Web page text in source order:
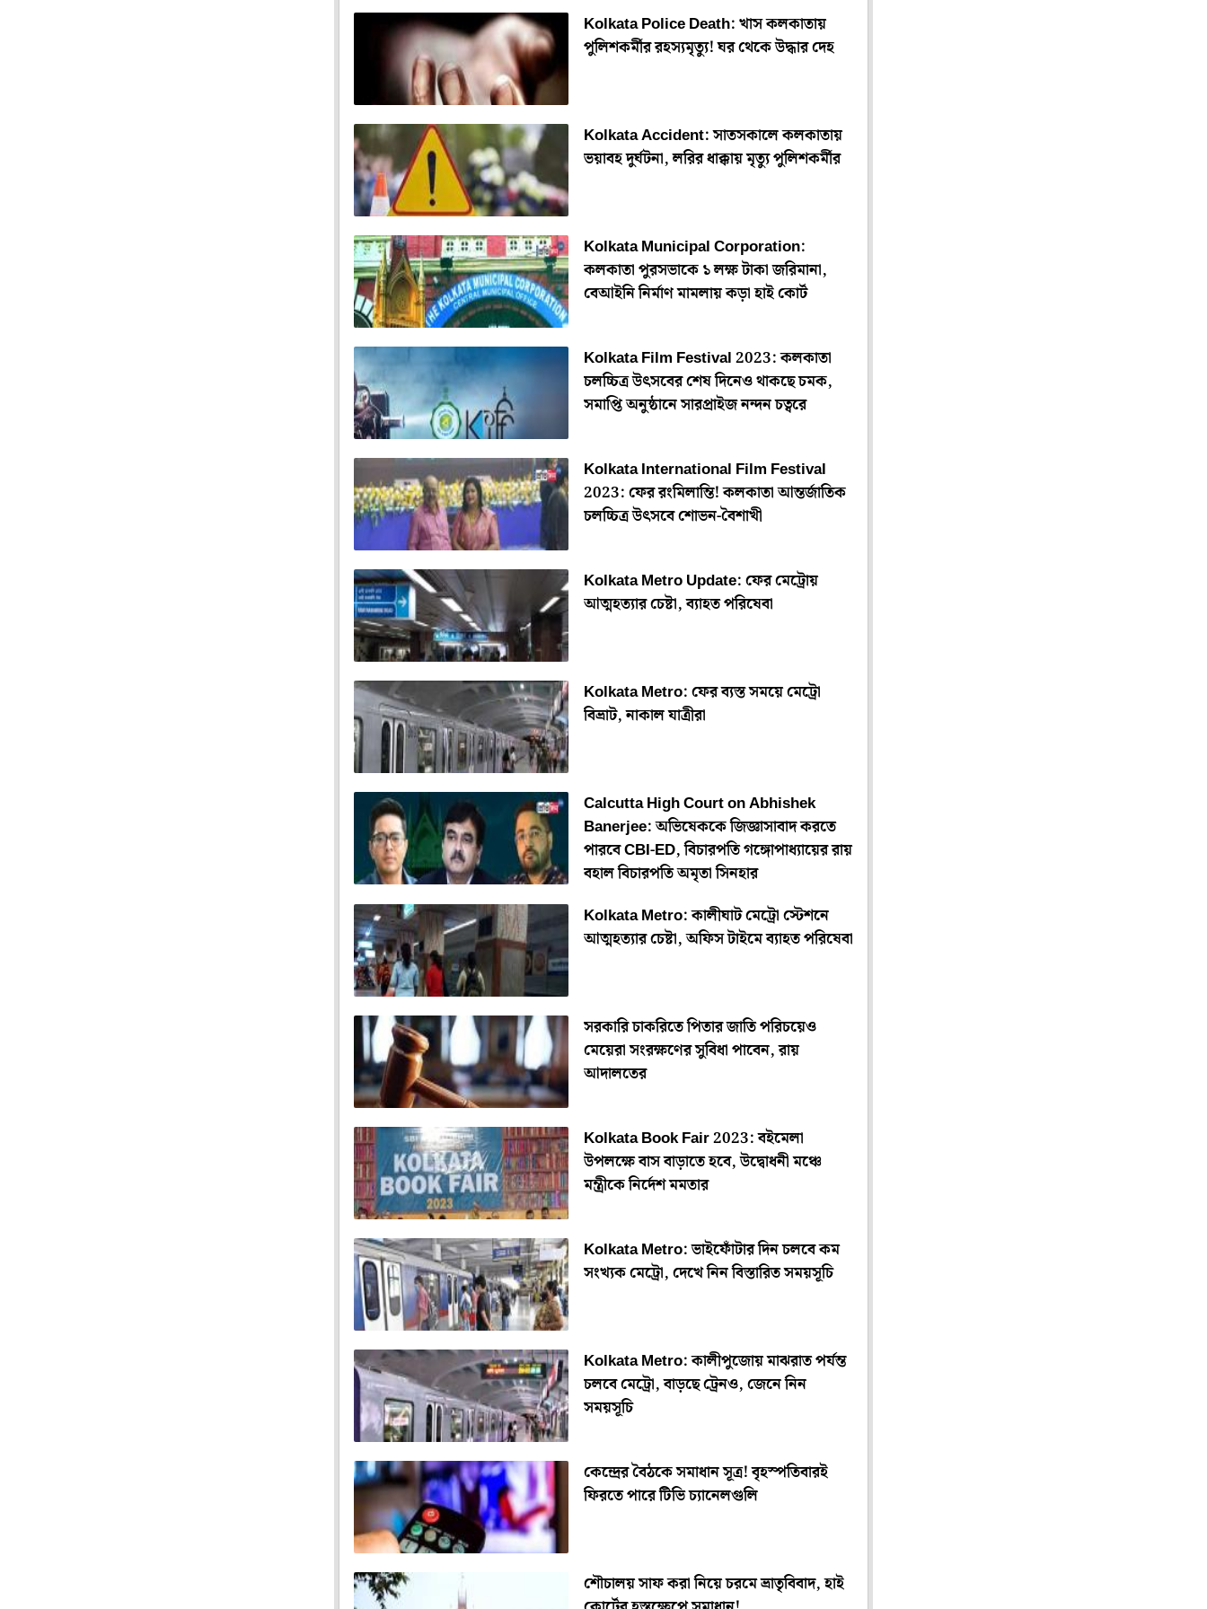
Kolkata Police Death: খাস কলকাতায়
পুলিশকর্মীর রহস্যমৃত্যু! ঘর থেকে উদ্ধার দেহ
Kolkata Accident: সাতসকালে কলকাতায়
ভয়াবহ দুর্ঘটনা, লরির ধাক্কায় মৃত্যু পুলিশকর্মীর
Kolkata Municipal Corporation:
কলকাতা পুরসভাকে ১ লক্ষ টাকা জরিমানা,
বেআইনি নির্মাণ মামলায় কড়া হাই কোর্ট
Kolkata Film Festival 2023: কলকাতা
চলচ্চিত্র উৎসবের শেষ দিনেও থাকছে চমক,
সমাপ্তি অনুষ্ঠানে সারপ্রাইজ নন্দন চত্বরে
Kolkata International Film Festival
2023: ফের রংমিলান্তি! কলকাতা আন্তর্জাতিক
চলচ্চিত্র উৎসবে শোভন-বৈশাখী
Kolkata Metro Update: ফের মেট্রোয়
আত্মহত্যার চেষ্টা, ব্যাহত পরিষেবা
Kolkata Metro: ফের ব্যস্ত সময়ে মেট্রো
বিভ্রাট, নাকাল যাত্রীরা
Calcutta High Court on Abhishek
Banerjee: অভিষেককে জিজ্ঞাসাবাদ করতে
পারবে CBI-ED, বিচারপতি গঙ্গোপাধ্যায়ের রায়
বহাল বিচারপতি অমৃতা সিনহার
Kolkata Metro: কালীঘাট মেট্রো স্টেশনে
আত্মহত্যার চেষ্টা, অফিস টাইমে ব্যাহত পরিষেবা
সরকারি চাকরিতে পিতার জাতি পরিচয়েও
মেয়েরা সংরক্ষণের সুবিধা পাবেন, রায়
আদালতের
Kolkata Book Fair 2023: বইমেলা
উপলক্ষে বাস বাড়াতে হবে, উদ্বোধনী মঞ্চে
মন্ত্রীকে নির্দেশ মমতার
Kolkata Metro: ভাইফোঁটার দিন চলবে কম
সংখ্যক মেট্রো, দেখে নিন বিস্তারিত সময়সূচি
Kolkata Metro: কালীপুজোয় মাঝরাত পর্যন্ত
চলবে মেট্রো, বাড়ছে ট্রেনও, জেনে নিন
সময়সূচি
কেন্দ্রের বৈঠকে সমাধান সূত্র! বৃহস্পতিবারই
ফিরতে পারে টিভি চ্যানেলগুলি
শৌচালয় সাফ করা নিয়ে চরমে ভ্রাতৃবিবাদ, হাই